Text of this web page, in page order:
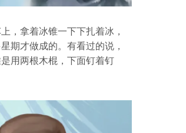
，拿着冰锥一下下扎着冰，
期才做成的。有看过的说，
用两根木棍，下面钉着钉